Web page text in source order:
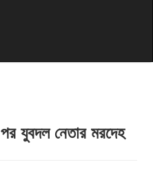
পর যুবদল নেতার মরদেহ